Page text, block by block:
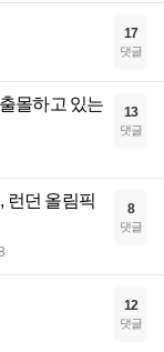
17
댓글
몰하고 있는
13
댓글
런던 올림픽
8
댓글
12
댓글